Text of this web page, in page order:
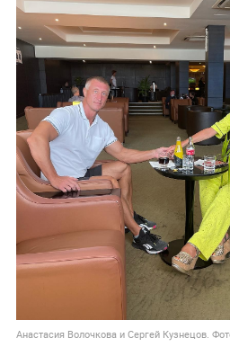
Анастасия Волочкова и Сергей Кузнецов.